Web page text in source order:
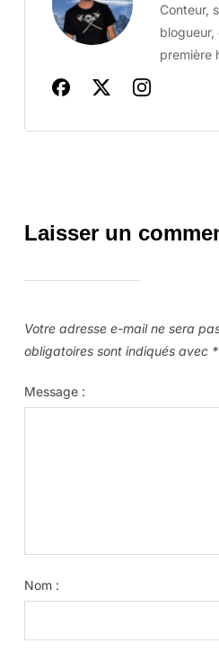
Conteur,
blogueur,
première
Laisser un
Votre adresse e-mail ne sera
obligatoires sont indiqués avec *
Message :
Nom :